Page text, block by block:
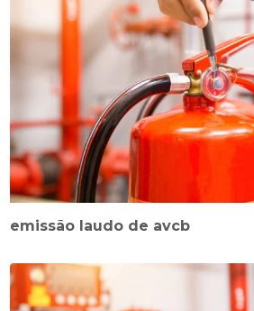
emissão laudo de avcb